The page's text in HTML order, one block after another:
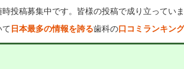
時投稿募集中です。皆様の投稿で成り立っていま
て 日本最多の情報を誇る歯科の口コミランキン